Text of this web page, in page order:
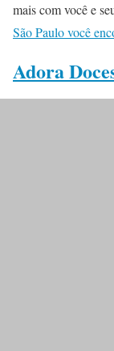
mais com você e
São Paulo você
Adora